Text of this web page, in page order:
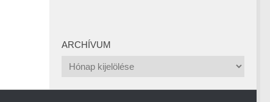
ARCHÍVUM
Archívum